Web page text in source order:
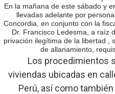
En la mañana de este sábado y
llevadas adelante por
Concordia, en conjunto con la
Dr. Francisco Ledesma, a raíz
privación ilegítima de la libertad ,
de allanamiento,
Los procedimientos
viviendas ubicadas en
Perú, así como